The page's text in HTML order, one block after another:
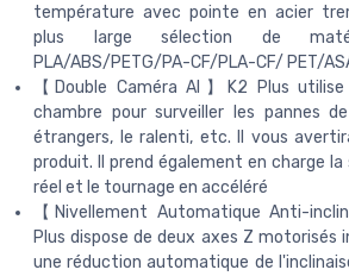
température avec pointe en acier
plus large sélection de
PLA/ABS/PETG/PA-CF/PLA-CF/ PET/
【Double Caméra AI】K2 Plus
chambre pour surveiller les pannes
étrangers, le ralenti, etc. Il vous
produit. Il prend également en charge
réel et le tournage en accéléré
【Nivellement Automatique Anti-
Plus dispose de deux axes Z motorisés
une réduction automatique de